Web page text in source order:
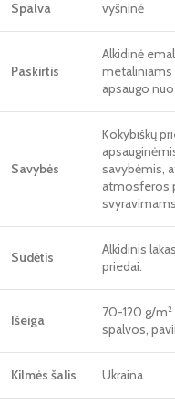
Spalva vyšninė
Paskirtis
Alkidinė
metaliniams
apsaugo
Savybės
Kokybiškų
savybėmis,
atmosferos
svyravimams
Sudėtis
Alkidinis
priedai.
Išeiga
70-120 g/
spalvos,
Kilmės šalis Ukraina